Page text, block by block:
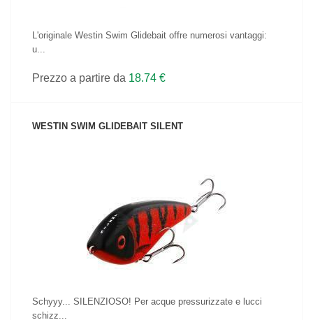
L'originale Westin Swim Glidebait offre numerosi vantaggi:
u...
Prezzo a partire da 18.74 €
WESTIN SWIM GLIDEBAIT SILENT
Schyyy... SILENZIOSO! Per acque pressurizzate e lucci
schizz...